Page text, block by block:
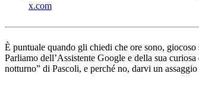
x.com
È puntuale quando gli chiedi che ore sono,
Parliamo dell’Assistente Google e della sua
notturno” di Pascoli, e perché no, darvi un